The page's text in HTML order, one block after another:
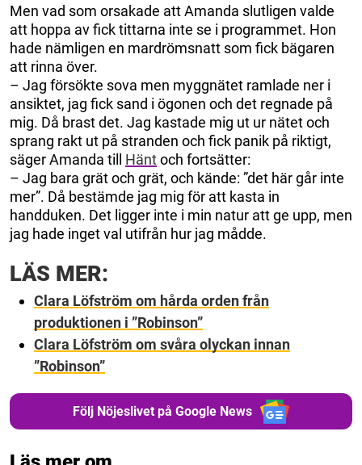
Men vad som orsakade att Amanda slutligen valde
att hoppa av fick tittarna inte se i programmet. Hon
hade nämligen en mardrömsnatt som fick bägaren
att rinna över.
– Jag försökte sova men myggnätet ramlade ner i
ansiktet, jag fick sand i ögonen och det regnade på
mig. Då brast det. Jag kastade mig ut ur nätet och
sprang rakt ut på stranden och fick panik på riktigt,
säger Amanda till Häntoch fortsätter:
– Jag bara grät och grät, och kände: ”det här går inte
mer”. Då bestämde jag mig för att kasta in
handduken. Det ligger inte i min natur att ge upp, men
jag hade inget val utifrån hur jag mådde.
LÄS MER:
Clara Löfström om hårda orden från
produktionen i ”Robinson”
Clara Löfström om svåra olyckan innan
”Robinson”
Följ Nöjeslivet på Google News